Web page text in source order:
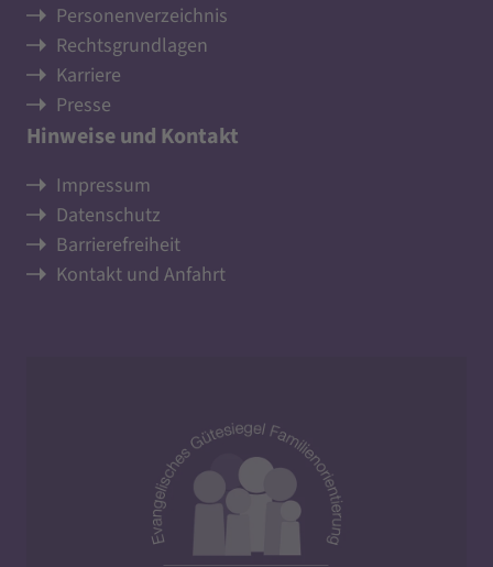
Personenverzeichnis
Rechtsgrundlagen
Karriere
Presse
Hinweise und Kontakt
Impressum
Datenschutz
Barrierefreiheit
Kontakt und Anfahrt